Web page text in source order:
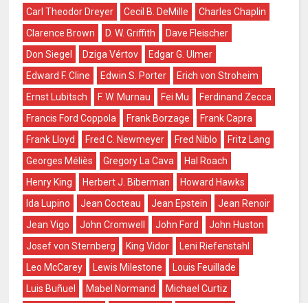
Carl Theodor Dreyer
Cecil B. DeMille
Charles Chaplin
Clarence Brown
D. W. Griffith
Dave Fleischer
Don Siegel
Dziga Vértov
Edgar G. Ulmer
Edward F. Cline
Edwin S. Porter
Erich von Stroheim
Ernst Lubitsch
F. W. Murnau Fei Mu
Ferdinand Zecca
Francis Ford Coppola
Frank Borzage
Frank Capra
Frank Lloyd
Fred C. Newmeyer Fred Niblo
Fritz Lang
Georges Méliès
Gregory La Cava
Hal Roach
Henry King
Herbert J. Biberman
Howard Hawks
Ida Lupino
Jean Cocteau Jean Epstein
Jean Renoir
Jean Vigo
John Cromwell John Ford
John Huston
Josef von Sternberg
King Vidor
Leni Riefenstahl
Leo McCarey
Lewis Milestone
Louis Feuillade
Luis Buñuel
Mabel Normand
Michael Curtiz